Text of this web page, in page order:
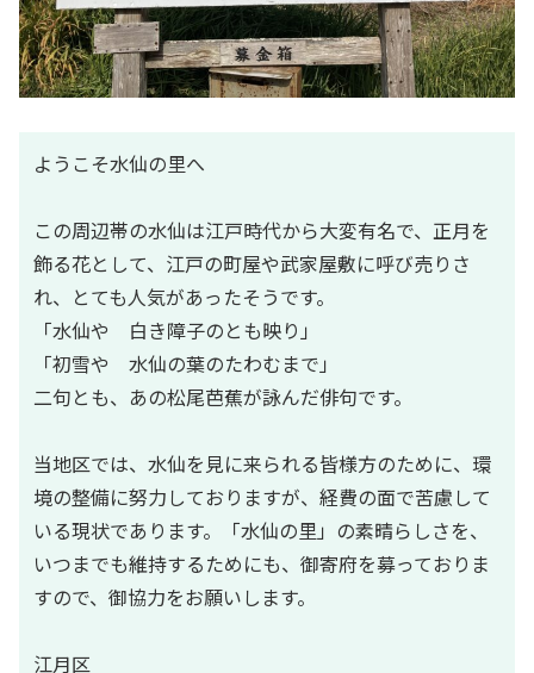
ようこそ水仙の里へ
この周辺帯の水仙は江戸時代から大変有名で、正月を
飾る花として、江戸の町屋や武家屋敷に呼び売りさ
れ、とても人気があったそうです。
「水仙や 白き障子のとも映り」
「初雪や 水仙の葉のたわむまで」
二句とも、あの松尾芭蕉が詠んだ俳句です。
当地区では、水仙を見に来られる皆様方のために、環
境の整備に努力しておりますが、経費の面で苦慮して
いる現状であります。「水仙の里」の素晴らしさを、
いつまでも維持するためにも、御寄府を募っておりま
すので、御協力をお願いします。
江月区